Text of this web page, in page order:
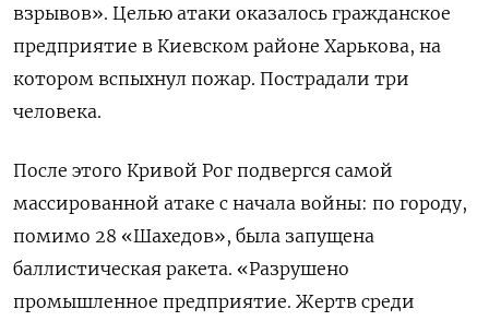
взрывов». Целью атаки оказалось гражданское
предприятие в Киевском районе Харькова, на
котором вспыхнул пожар. Пострадали три
человека.
После этого Кривой Рог подвергся самой
массированной атаке с начала войны: по городу,
помимо 28 «Шахедов», была запущена
баллистическая ракета. «Разрушено
промышленное предприятие. Жертв среди